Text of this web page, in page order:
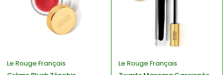
Le Rouge Français
Le Rouge Français